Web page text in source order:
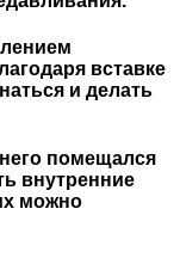
вставке
и делать
помещался
внутренние
можно